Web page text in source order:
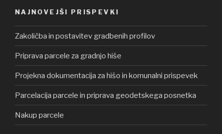
NAJNOVEJŠI PRISPEVKI
Zakoličba in postavitev gradbenih profilov
Priprava parcele za gradnjo hiše
Projekna dokumentacija za hišo in komunalni prispevek
Parcelacija parcele in priprava geodetskega posnetka
Nakup parcele